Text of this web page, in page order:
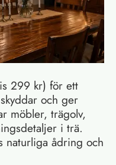
299 kr) för ett
och ger
möbler, trägolv,
i trä.
naturliga ådring och